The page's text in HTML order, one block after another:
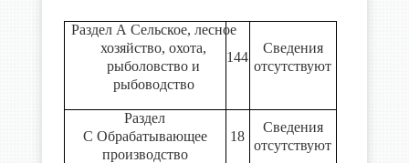
Раздел А Сельское, лесное
хозяйство, охота,
рыболовство и
рыбоводство
144
Сведения
отсутствуют
Раздел
С Обрабатывающее
производство
18
Сведения
отсутствуют